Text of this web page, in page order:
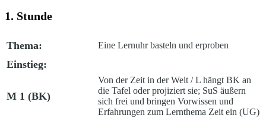
1. Stunde
Thema: Eine Lernuhr basteln und erproben
Einstieg:
M 1 (BK)
Von der Zeit in der Welt / L hängt BK an
die Tafel oder projiziert sie; SuS äußern
sich frei und bringen Vorwissen und
Erfahrungen zum Lernthema Zeit ein (UG)